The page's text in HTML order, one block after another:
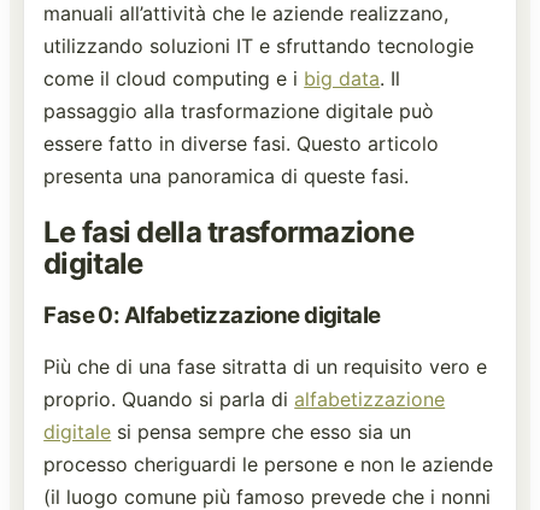
manuali all’attività che le aziende realizzano,
utilizzando soluzioni IT e sfruttando tecnologie
come il cloud computing e i big data. Il
passaggio alla trasformazione digitale può
essere fatto in diverse fasi. Questo articolo
presenta una panoramica di queste fasi.
Le fasi della trasformazione
digitale
Fase 0: Alfabetizzazione digitale
Più che di una fase sitratta di un requisito vero e
proprio. Quando si parla dialfabetizzazione
digitale si pensa sempre che esso sia un
processo cheriguardi le persone e non le aziende
(il luogo comune più famoso prevede che i nonni